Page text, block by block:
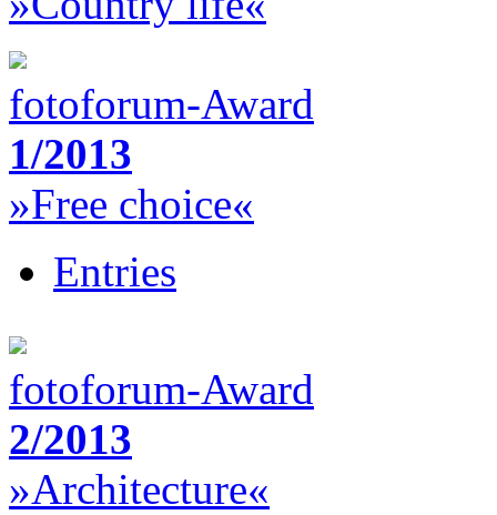
fotoforum-Award
1/2013
»Free choice«
Entries
fotoforum-Award
2/2013
»Architecture«